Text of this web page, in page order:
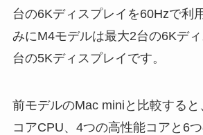
台の6Kディスプレイを60Hzで利
みにM4モデルは最大2台の6Kデ
台の5Kディスプレイです。
前モデルのMac miniと比較する
コアCPU、4つの高性能コアと6